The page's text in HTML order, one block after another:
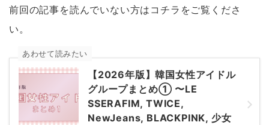
前回の記事を読んでいない方はコチラをご覧くださ
い。
【2026年版】韓国女性アイドル
グループまとめ① 〜LE
SSERAFIM, TWICE,
NewJeans, BLACKPINK, 少女
あわせて読みたい